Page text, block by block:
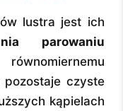
lustra jest ich
parowaniu
pozostaje czyste
kąpielach